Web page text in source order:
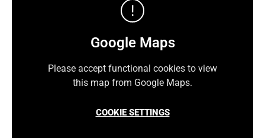
Google Maps
Please accept functional cookies to view
this map from Google Maps.
COOKIE SETTINGS